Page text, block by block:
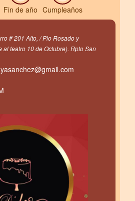
Fin de año Cumpleaños
# 201 Alto, / Pio Rosado y
al teatro 10 de Octubre). Rpto San